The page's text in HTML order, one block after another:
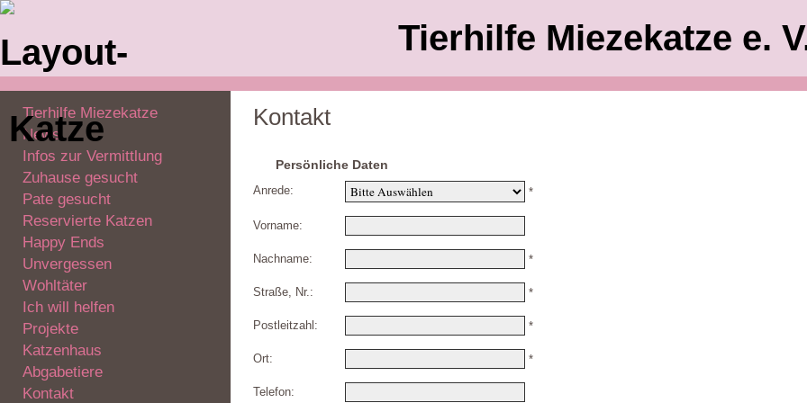
Tierhilfe Miezekatze e.
Tierhilfe Miezekatze
News
Infos zur Vermittlung
Zuhause gesucht
Pate gesucht
Reservierte Katzen
Happy Ends
Unvergessen
Wohltäter
Ich will helfen
Projekte
Katzenhaus
Abgabetiere
Kontakt
Kontakt
Persönliche Daten
Anrede: *
Vorname:
Nachname: *
Straße, Nr.: *
Postleitzahl: *
Ort: *
Telefon: